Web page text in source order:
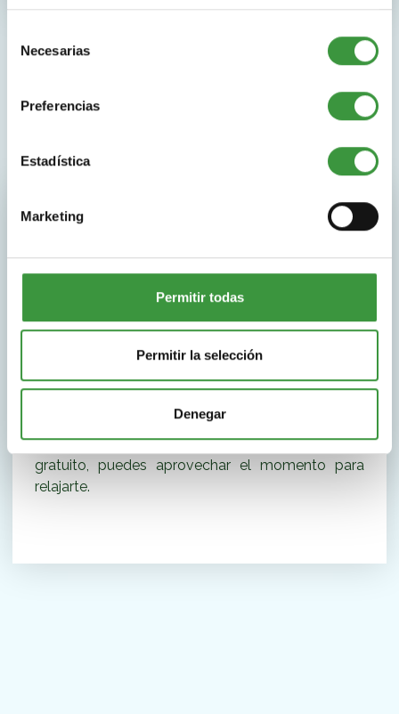
Necesarias
Preferencias
Estadística
Marketing
Permitir todas
Permitir la selección
Denegar
La entrada para acompañantes a Monkey Town
es gratuita. Es obligatorio el acompañamiento de
Nuestros parques infantiles tienen una amplia
zona de restauración y están equipados con WiFi
gratuito, puedes aprovechar el momento para
relajarte.